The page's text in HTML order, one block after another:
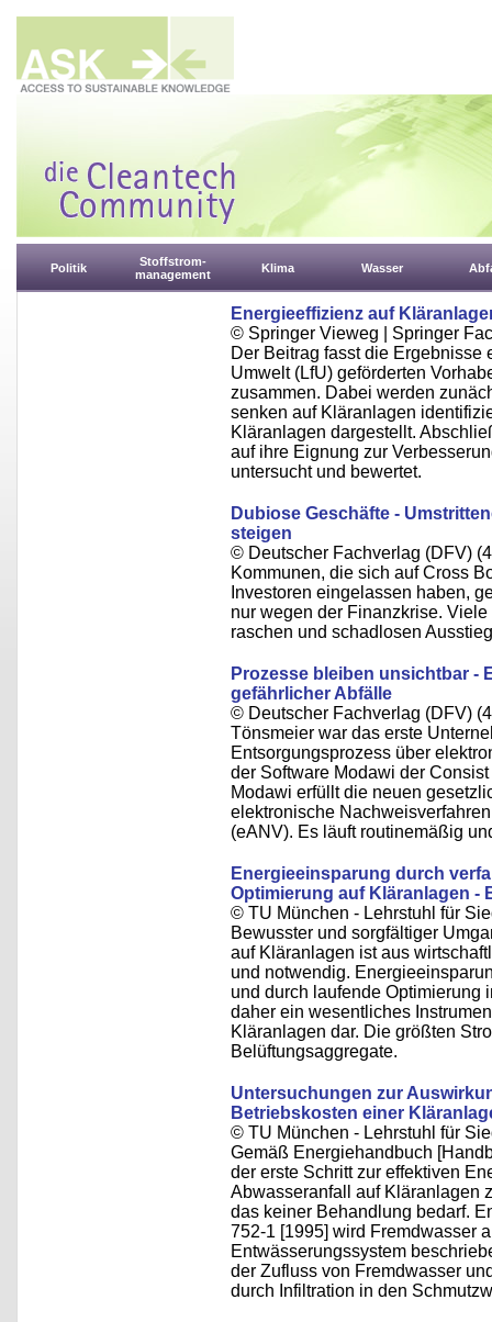
Politik
Stoffstrom-
management
Klima Wasser
Energieeffizienz auf
© Springer Vieweg | Springer
Der Beitrag fasst die Ergebnisse
Umwelt (LfU) geförderten
zusammen. Dabei werden
senken auf Kläranlagen
Kläranlagen dargestellt.
auf ihre Eignung zur
untersucht und bewertet.
Dubiose Geschäfte -
steigen
© Deutscher Fachverlag (DFV)
Kommunen, die sich auf Cross
Investoren eingelassen haben,
nur wegen der Finanzkrise.
raschen und schadlosen
Prozesse bleiben unsichtbar -
gefährlicher Abfälle
© Deutscher Fachverlag (DFV)
Tönsmeier war das erste
Entsorgungsprozess über
der Software Modawi der
Modawi erfüllt die neuen
elektronische
(eANV). Es läuft routinemäßig
Energieeinsparung durch
Optimierung auf Kläranlagen -
© TU München - Lehrstuhl für
Bewusster und sorgfältiger
auf Kläranlagen ist aus
und notwendig.
und durch laufende Optimierung
daher ein wesentliches
Kläranlagen dar. Die größten
Belüftungsaggregate.
Untersuchungen zur
Betriebskosten einer
© TU München - Lehrstuhl für
Gemäß Energiehandbuch
der erste Schritt zur effektiven
Abwasseranfall auf Kläranlagen
das keiner Behandlung bedarf.
752-1 [1995] wird Fremdwasser
Entwässerungssystem
der Zufluss von Fremdwasser
durch Infiltration in den